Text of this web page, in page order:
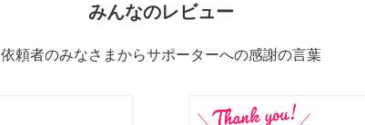
みんなのレビュー
依頼者のみなさまからサポーターへの感謝の言葉